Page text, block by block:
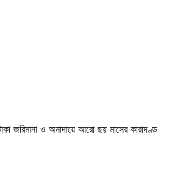
জরিমানা ও অনাদায়ে আরো ছয় মাসের কারাদণ্ড